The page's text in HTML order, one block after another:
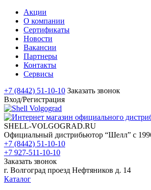
Акции
О компании
Сертификаты
Новости
Вакансии
Партнеры
Контакты
Сервисы
+7 (8442) 51-10-10 Заказать звонок
Вход/Регистрация
SHELL-VOLGOGRAD.RU
Официальный дистрибьютор “Шелл” с
+7 (8442) 51-10-10
+7 927-511-10-10
Заказать звонок
г. Волгоград проезд Нефтяников д. 14
Каталог